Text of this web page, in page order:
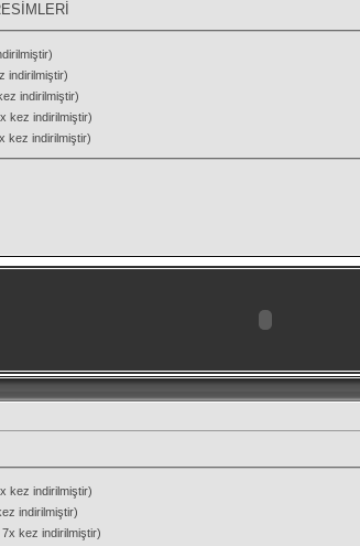
indirilmiştir)
indirilmiştir)
kez indirilmiştir)
kez indirilmiştir)
kez indirilmiştir)
indirilmiştir)
kez indirilmiştir)